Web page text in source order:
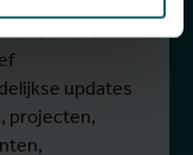
en
updates
projecten,